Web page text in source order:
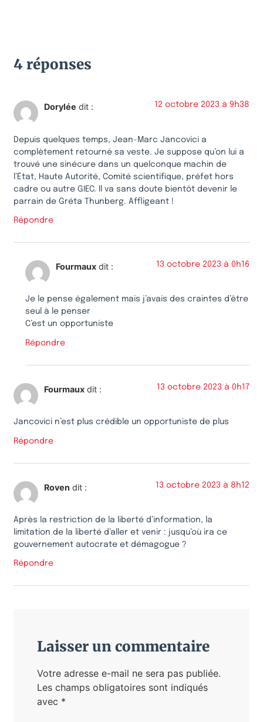
4 réponses
Dorylée dit : 12 octobre 2023 à 9h38
Depuis quelques temps, Jean-Marc Jancovici a
complètement retourné sa veste. Je suppose qu’on lui a
trouvé une sinécure dans un quelconque machin de
l’État, Haute Autorité, Comité scientifique, préfet hors
cadre ou autre GIEC. Il va sans doute bientôt devenir le
parrain de Gréta Thunberg. Affligeant !
Répondre
Fourmaux dit : 13 octobre 2023 à 0h16
Je le pense également mais j’avais des craintes d’être
seul à le penser
C’est un opportuniste
Répondre
Fourmaux dit : 13 octobre 2023 à 0h17
Jancovici n’est plus crédible un opportuniste de plus
Répondre
Roven dit : 13 octobre 2023 à 8h12
Après la restriction de la liberté d’information, la
limitation de la liberté d’aller et venir : jusqu’où ira ce
gouvernement autocrate et démagogue ?
Répondre
Laisser un commentaire
Votre adresse e-mail ne sera pas publiée.
Les champs obligatoires sont indiqués
avec *